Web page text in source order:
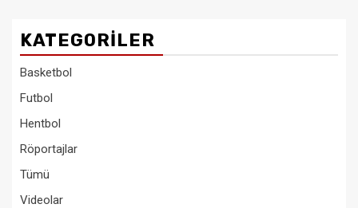
KATEGORILER
Basketbol
Futbol
Hentbol
Röportajlar
Tümü
Videolar